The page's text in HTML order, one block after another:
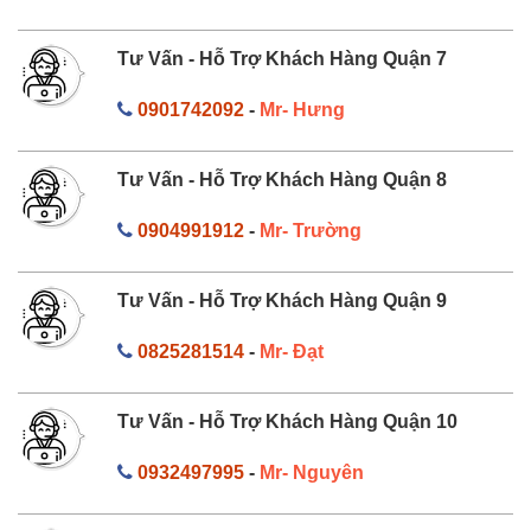
Tư Vấn - Hỗ Trợ Khách Hàng Quận 7
0901742092- Mr- Hưng
Tư Vấn - Hỗ Trợ Khách Hàng Quận 8
0904991912- Mr- Trường
Tư Vấn - Hỗ Trợ Khách Hàng Quận 9
0825281514- Mr- Đạt
Tư Vấn - Hỗ Trợ Khách Hàng Quận 10
0932497995- Mr- Nguyên